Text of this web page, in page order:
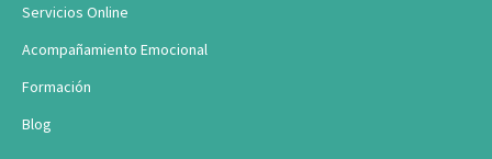
Servicios Online
Acompañamiento Emocional
Formación
Blog